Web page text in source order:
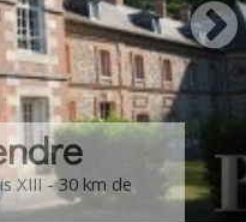
XIII - 30 km de